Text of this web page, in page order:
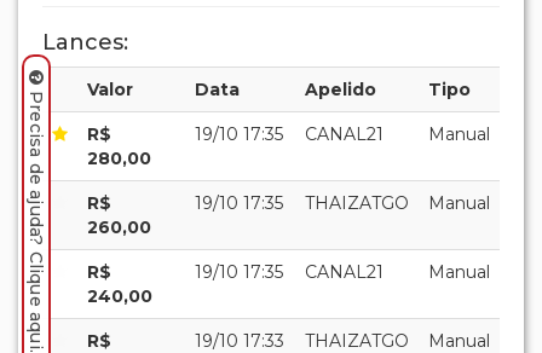
R$
200,00
R$
180,00
19/10 17:31 THAIZATGO Manual
R$
160,00
19/10 16:21 CCANTERO Manual
R$
140,00
19/10 16:10 THAIZATGO Manual
R$ 120,00
19/10
09:59
VANESSSA Manual
Precisa de ajuda? Clique aqui.